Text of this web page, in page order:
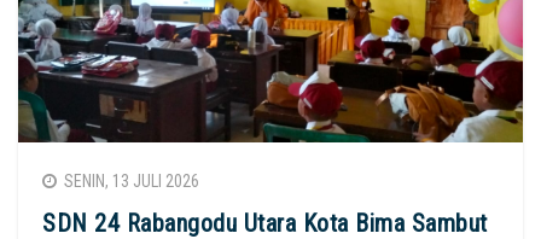
SENIN, 13 JULI 2026
SDN 24 Rabangodu Utara Kota Bima Sambut